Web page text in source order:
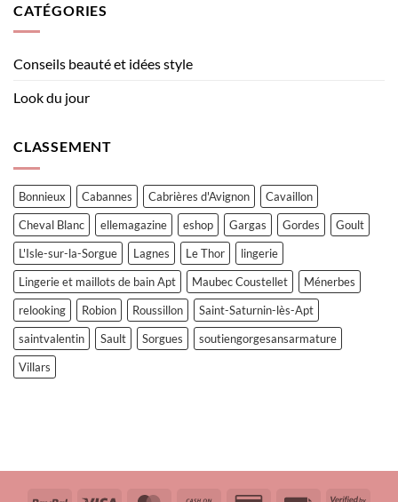
?
CATÉGORIES
Conseils beauté et idées style
Look du jour
CLASSEMENT
Bonnieux Cabannes Cabrières d'Avignon
Cavaillon
Cheval Blanc
ellemagazine eshop Gargas Gordes
Goult
L'Isle-sur-la-Sorgue
Lagnes Le Thor
lingerie
Lingerie et maillots de bain Apt
Maubec Coustellet
Ménerbes
relooking
Robion Roussillon
Saint-Saturnin-lès-Apt
saintvalentin
Sault Sorgues
soutiengorgesansarmature
Villars